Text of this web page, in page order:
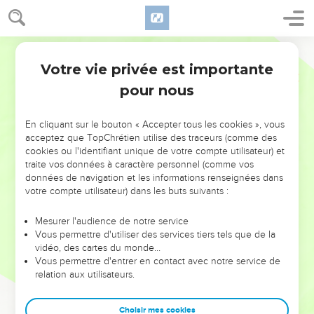
NE MANQUEZ PAS L’ÉVÉNEMENT
DE L’ANNÉE !
ET SI LEURS ERREURS POUVAIENT VOUS ÉVITER LES
VOTRES ?
leur foi ou leur vision. Mais on voit moins les doutes, les erreurs
et les saisons difficiles qu'ils ont traversés, alors même que ce
sont elles qui les ont façonnés.
Dans cette conférence, leaders, entrepreneurs, et responsables
clés pour avancer avec plus de sagesse afin que leurs erreurs
Votre vie privée est importante
pour nous
En cliquant sur le bouton « Accepter tous les cookies », vous
acceptez que TopChrétien utilise des traceurs (comme des
cookies ou l'identifiant unique de votre compte utilisateur) et
traite vos données à caractère personnel (comme vos
données de navigation et les informations renseignées dans
votre compte utilisateur) dans les buts suivants :
Mesurer l'audience de notre service
Vous permettre d'utiliser des services tiers tels que de la
vidéo, des cartes du monde…
Vous permettre d'entrer en contact avec notre service de
relation aux utilisateurs.
Choisir mes cookies